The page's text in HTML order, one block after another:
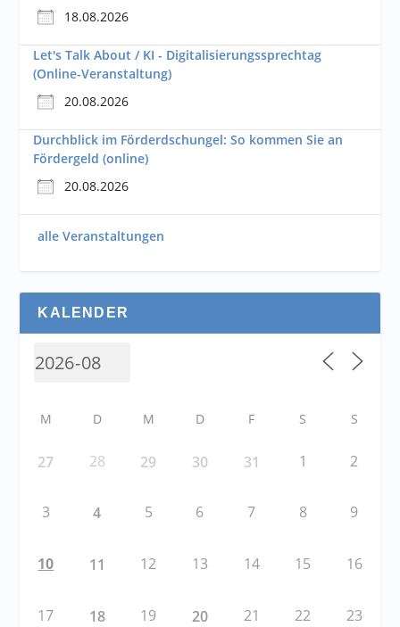
18.08.2026
Let's Talk About / KI - Digitalisierungssprechtag
(Online-Veranstaltung)
20.08.2026
Durchblick im Förderdschungel: So kommen Sie an
Fördergeld (online)
20.08.2026
alle Veranstaltungen
KALENDER
M D M D F S S
27 28 29 30 31 1 2
3 4 5 6 7 8 9
10 11 12 13 14 15 16
17 18 19 20 21 22 23